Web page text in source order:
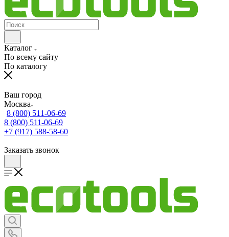
Каталог
По всему сайту
По каталогу
Ваш город
Москва
8 (800) 511-06-69
8 (800) 511-06-69
+7 (917) 588-58-60
Заказать звонок